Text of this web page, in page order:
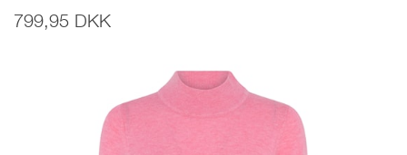
799,95 DKK